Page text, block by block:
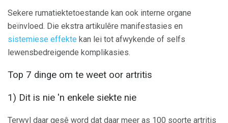
Sekere rumatiektetoestande kan ook interne organe
beïnvloed. Die ekstra artikulêre manifestasies en
sistemiese effekte kan lei tot afwykende of selfs
lewensbedreigende komplikasies.
Top 7 dinge om te weet oor artritis
1) Dit is nie 'n enkele siekte nie
Terwyl daar gesê word dat daar meer as 100 soorte artritis